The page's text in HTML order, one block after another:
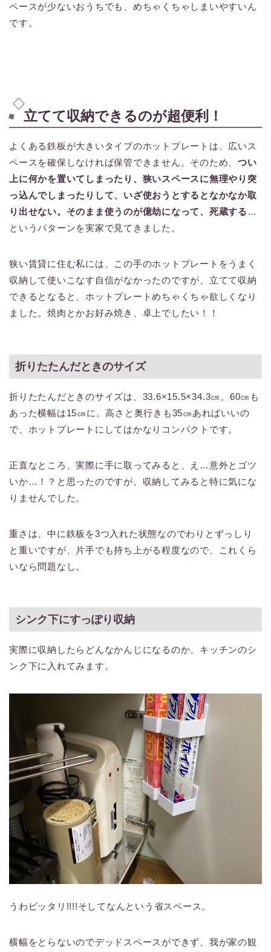
ペースが少ないおうちでも、めちゃくちゃしまいやすいん
です。
立てて収納できるのが超便利！
よくある鉄板が大きいタイプのホットプレートは、広いス
ペースを確保しなければ保管できません。そのため、つい
上に何かを置いてしまったり、狭いスペースに無理やり突
っ込んでしまったりして、いざ使おうとするとなかなか取
り出せない。そのまま使うのが億劫になって、死蔵する …
というパターンを実家で見てきました。
狭い賃貸に住む私には、この手のホットプレートをうまく
収納して使いこなす自信がなかったのですが、立てて収納
できるとなると、ホットプレートめちゃくちゃ欲しくなり
ました。焼肉とかお好み焼き、卓上でしたい！！
折りたたんだときのサイズ
折りたたんだときのサイズは、33.6×15.5×34.3㎝。60㎝も
あった横幅は15㎝に。高さと奥行きも35㎝あればいいの
で、ホットプレートにしてはかなりコンパクトです。
正直なところ、実際に手に取ってみると、え…意外とゴツ
いか…！？と思ったのですが、収納してみると特に気にな
りませんでした。
重さは、中に鉄板を3つ入れた状態なのでわりとずっしり
と重いですが、片手でも持ち上がる程度なので、これくら
いなら問題なし。
シンク下にすっぽり収納
実際に収納したらどんなかんじになるのか、キッチンのシ
ンク下に入れてみます。
うわピッタリ!!!!そしてなんという省スペース。
横幅をとらないのでデッドスペースができず、我が家の観